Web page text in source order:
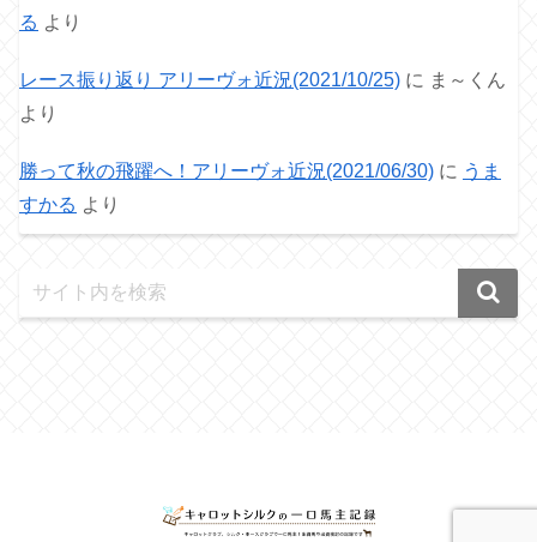
る より
レース振り返り アリーヴォ近況(2021/10/25) に ま～くん
より
勝って秋の飛躍へ！アリーヴォ近況(2021/06/30) に うま
すかる より